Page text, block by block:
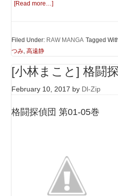
[Read more…]
Filed Under: RAW MANGA Tagged
つみ,高遠静
[小林まこと] 格闘
February 10, 2017 by Dl-Zip
格闘探偵団 第01-05巻